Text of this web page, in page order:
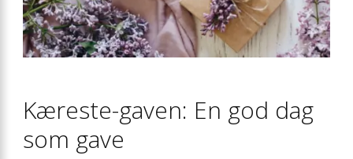
Kæreste-gaven: En god dag
som gave